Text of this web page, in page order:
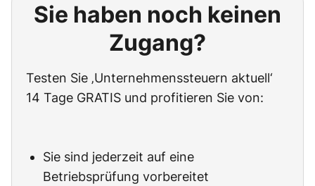
Sie haben noch keinen
Zugang?
Testen Sie ‚Unternehmenssteuern aktuell‘
14 Tage GRATIS und profitieren Sie von:
Sie sind jederzeit auf eine
Betriebsprüfung vorbereitet